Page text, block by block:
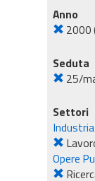
Anno
2000
Seduta
25/
Settori
Opere